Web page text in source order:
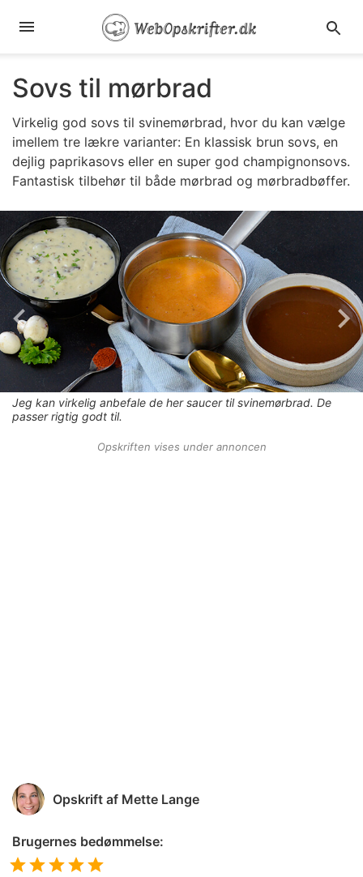
Sovs til mørbrad
Virkelig god sovs til svinemørbrad, hvor du kan vælge
imellem tre lækre varianter: En klassisk brun sovs, en
dejlig paprikasovs eller en super god champignonsovs.
Fantastisk tilbehør til både mørbrad og mørbradbøffer.
Jeg kan virkelig anbefale de her saucer til svinemørbrad. De
passer rigtig godt til.
Opskriften vises under annoncen
Opskrift af Mette Lange
Brugernes bedømmelse: